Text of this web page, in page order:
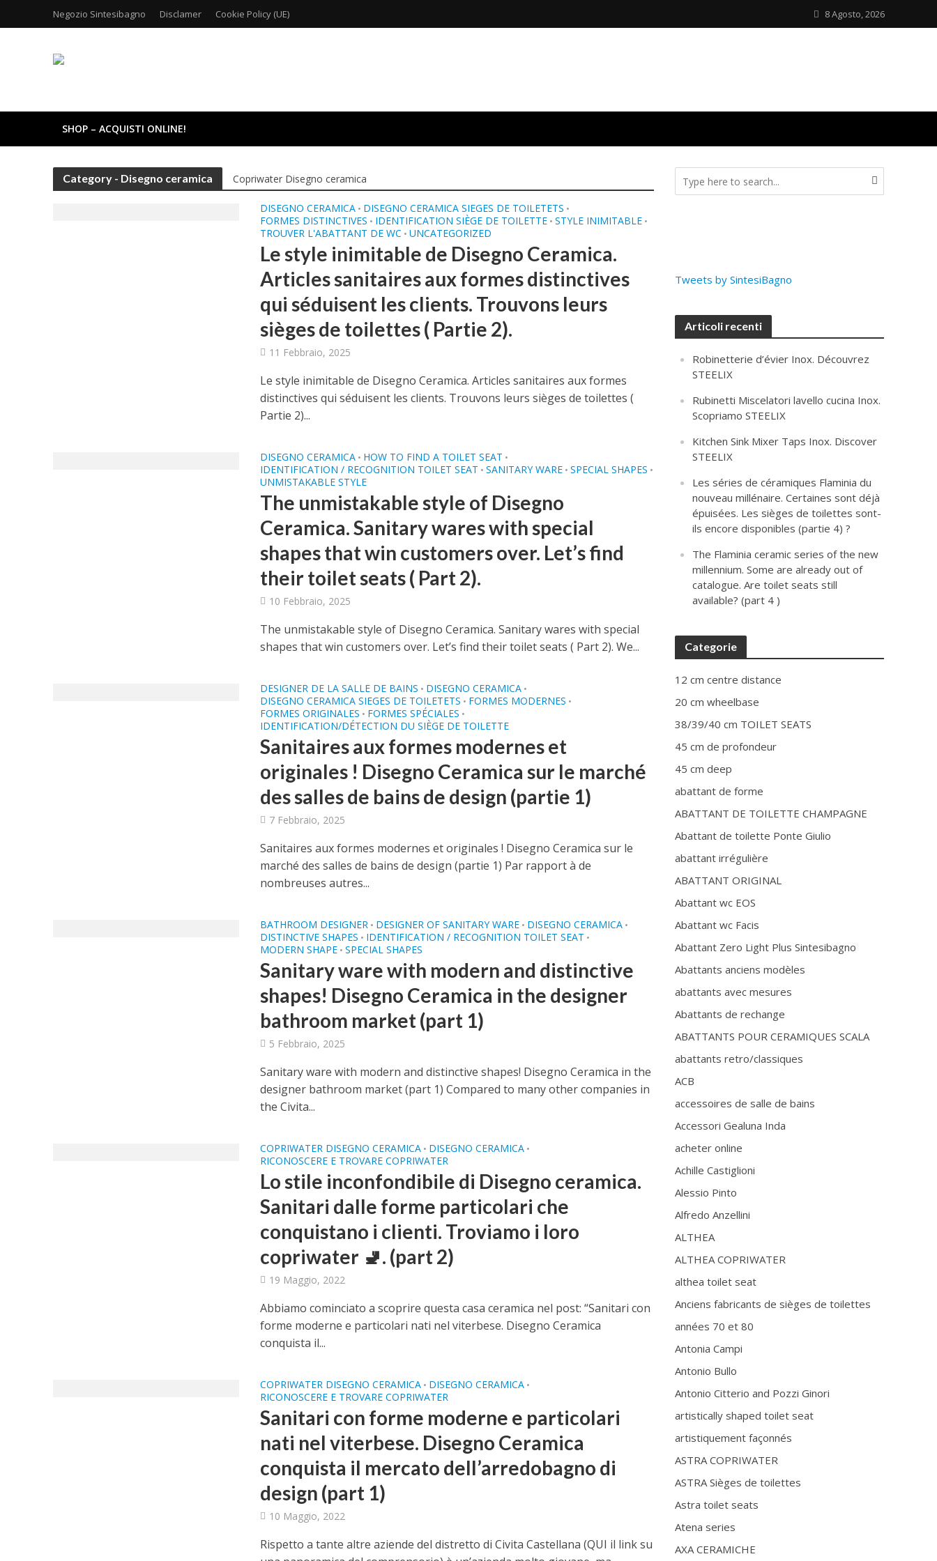
Negozio Sintesibagno Disclamer Cookie Policy (UE) 8 Agosto, 2026
SHOP – ACQUISTI ONLINE!
Category - Disegno ceramica Copriwater Disegno ceramica
DISEGNO CERAMICA • DISEGNO CERAMICA SIEGES DE TOILETETS •
FORMES DISTINCTIVES • IDENTIFICATION SIÈGE DE TOILETTE • STYLE INIMITABLE •
TROUVER L'ABATTANT DE WC • UNCATEGORIZED
Le style inimitable de Disegno Ceramica.
Articles sanitaires aux formes distinctives
qui séduisent les clients. Trouvons leurs
sièges de toilettes ( Partie 2).
11 Febbraio, 2025
Le style inimitable de Disegno Ceramica. Articles sanitaires aux formes
distinctives qui séduisent les clients. Trouvons leurs sièges de toilettes (
Partie 2)...
DISEGNO CERAMICA • HOW TO FIND A TOILET SEAT •
IDENTIFICATION / RECOGNITION TOILET SEAT • SANITARY WARE • SPECIAL SHAPES •
UNMISTAKABLE STYLE
The unmistakable style of Disegno
Ceramica. Sanitary wares with special
shapes that win customers over. Let’s find
their toilet seats ( Part 2).
10 Febbraio, 2025
The unmistakable style of Disegno Ceramica. Sanitary wares with special
shapes that win customers over. Let’s find their toilet seats ( Part 2). We...
DESIGNER DE LA SALLE DE BAINS • DISEGNO CERAMICA •
DISEGNO CERAMICA SIEGES DE TOILETETS • FORMES MODERNES •
FORMES ORIGINALES • FORMES SPÉCIALES •
IDENTIFICATION/DÉTECTION DU SIÈGE DE TOILETTE
Sanitaires aux formes modernes et
originales ! Disegno Ceramica sur le marché
des salles de bains de design (partie 1)
7 Febbraio, 2025
Sanitaires aux formes modernes et originales ! Disegno Ceramica sur le
marché des salles de bains de design (partie 1) Par rapport à de
nombreuses autres...
BATHROOM DESIGNER • DESIGNER OF SANITARY WARE • DISEGNO CERAMICA •
DISTINCTIVE SHAPES • IDENTIFICATION / RECOGNITION TOILET SEAT •
MODERN SHAPE • SPECIAL SHAPES
Sanitary ware with modern and distinctive
shapes! Disegno Ceramica in the designer
bathroom market (part 1)
5 Febbraio, 2025
Sanitary ware with modern and distinctive shapes! Disegno Ceramica in the
designer bathroom market (part 1) Compared to many other companies in
the Civita...
COPRIWATER DISEGNO CERAMICA • DISEGNO CERAMICA •
RICONOSCERE E TROVARE COPRIWATER
Lo stile inconfondibile di Disegno ceramica.
Sanitari dalle forme particolari che
conquistano i clienti. Troviamo i loro
copriwater 🚽. (part 2)
19 Maggio, 2022
Abbiamo cominciato a scoprire questa casa ceramica nel post: “Sanitari con
forme moderne e particolari nati nel viterbese. Disegno Ceramica
conquista il...
COPRIWATER DISEGNO CERAMICA • DISEGNO CERAMICA •
RICONOSCERE E TROVARE COPRIWATER
Sanitari con forme moderne e particolari
nati nel viterbese. Disegno Ceramica
conquista il mercato dell’arredobagno di
design (part 1)
10 Maggio, 2022
Rispetto a tante altre aziende del distretto di Civita Castellana (QUI il link su
Tweets by SintesiBagno
Articoli recenti
Robinetterie d’évier Inox. Découvrez
STEELIX
Rubinetti Miscelatori lavello cucina Inox.
Scopriamo STEELIX
Kitchen Sink Mixer Taps Inox. Discover
STEELIX
Les séries de céramiques Flaminia du
nouveau millénaire. Certaines sont déjà
épuisées. Les sièges de toilettes sont-
ils encore disponibles (partie 4) ?
The Flaminia ceramic series of the new
millennium. Some are already out of
catalogue. Are toilet seats still
available? (part 4 )
Categorie
12 cm centre distance
20 cm wheelbase
38/39/40 cm TOILET SEATS
45 cm de profondeur
45 cm deep
abattant de forme
ABATTANT DE TOILETTE CHAMPAGNE
Abattant de toilette Ponte Giulio
abattant irrégulière
ABATTANT ORIGINAL
Abattant wc EOS
Abattant wc Facis
Abattant Zero Light Plus Sintesibagno
Abattants anciens modèles
abattants avec mesures
Abattants de rechange
ABATTANTS POUR CERAMIQUES SCALA
abattants retro/classiques
ACB
accessoires de salle de bains
Accessori Gealuna Inda
acheter online
Achille Castiglioni
Alessio Pinto
Alfredo Anzellini
ALTHEA
ALTHEA COPRIWATER
althea toilet seat
Anciens fabricants de sièges de toilettes
années 70 et 80
Antonia Campi
Antonio Bullo
Antonio Citterio and Pozzi Ginori
artistically shaped toilet seat
artistiquement façonnés
ASTRA COPRIWATER
ASTRA Sièges de toilettes
Astra toilet seats
Atena series
AXA CERAMICHE